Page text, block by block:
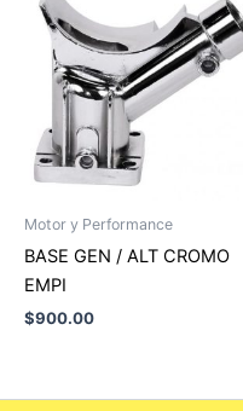
Motor y Performance
BASE GEN / ALT CROMO
EMPI
$900.00